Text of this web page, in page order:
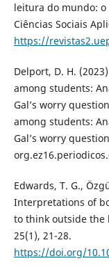
leitura do mundo: o
Ciências Sociais
https://
Delport, D. H.
among students:
Gal’s worry
among students:
Gal’s worry
Edwards, T. G.,
Interpretations of
to think outside the
25(1), 21-28.
https://doi.org/